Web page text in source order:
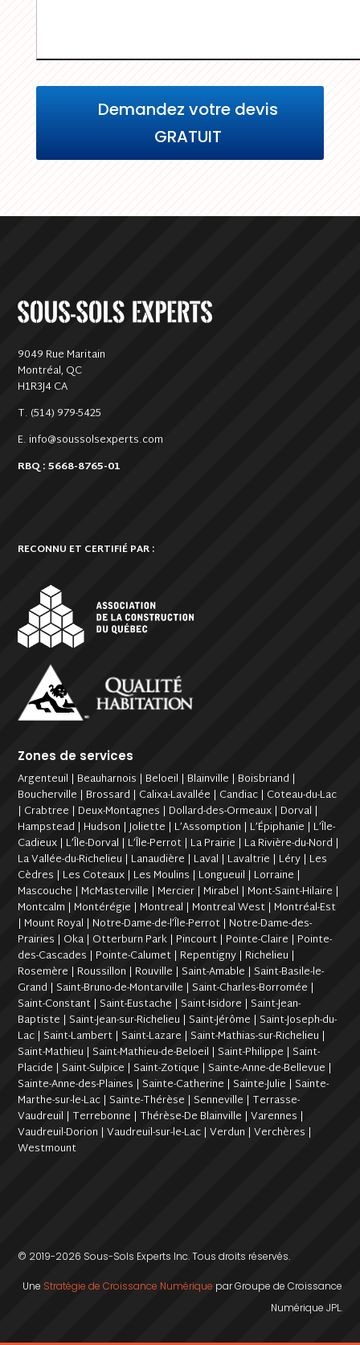
Demandez votre devis
GRATUIT
9049 Rue Maritain
Montréal, QC
H1R3J4 CA
T. (514) 979-5425
E. info@soussolsexperts.com
RBQ : 5668-8765-01
RECONNU ET CERTIFIÉ PAR :
Zones de services
Argenteuil | Beauharnois | Beloeil | Blainville | Boisbriand |
Boucherville | Brossard | Calixa-Lavallée | Candiac | Coteau-du-Lac
| Crabtree | Deux-Montagnes | Dollard-des-Ormeaux | Dorval |
Hampstead | Hudson | Joliette | L’Assomption | L’Épiphanie | L’Île-
Cadieux | L’Île-Dorval | L’Île-Perrot | La Prairie | La Rivière-du-Nord |
La Vallée-du-Richelieu | Lanaudière | Laval | Lavaltrie | Léry | Les
Cèdres | Les Coteaux | Les Moulins | Longueuil | Lorraine |
Mascouche | McMasterville | Mercier | Mirabel | Mont-Saint-Hilaire |
Montcalm | Montérégie | Montreal | Montreal West | Montréal-Est
| Mount Royal | Notre-Dame-de-l’Île-Perrot | Notre-Dame-des-
Prairies | Oka | Otterburn Park | Pincourt | Pointe-Claire | Pointe-
des-Cascades | Pointe-Calumet | Repentigny | Richelieu |
Rosemère | Roussillon | Rouville | Saint-Amable | Saint-Basile-le-
Grand | Saint-Bruno-de-Montarville | Saint-Charles-Borromée |
Saint-Constant | Saint-Eustache | Saint-Isidore | Saint-Jean-
Baptiste | Saint-Jean-sur-Richelieu | Saint-Jérôme | Saint-Joseph-du-
Lac | Saint-Lambert | Saint-Lazare | Saint-Mathias-sur-Richelieu |
Saint-Mathieu | Saint-Mathieu-de-Beloeil | Saint-Philippe | Saint-
Placide | Saint-Sulpice | Saint-Zotique | Sainte-Anne-de-Bellevue |
Sainte-Anne-des-Plaines | Sainte-Catherine | Sainte-Julie | Sainte-
Marthe-sur-le-Lac | Sainte-Thérèse | Senneville | Terrasse-
Vaudreuil | Terrebonne | Thérèse-De Blainville | Varennes |
Vaudreuil-Dorion | Vaudreuil-sur-le-Lac | Verdun | Verchères |
Westmount
© 2019-2026 Sous-Sols Experts Inc. Tous droits réservés.
Une Stratégie de Croissance Numérique par Groupe de Croissance
Numérique JPL.